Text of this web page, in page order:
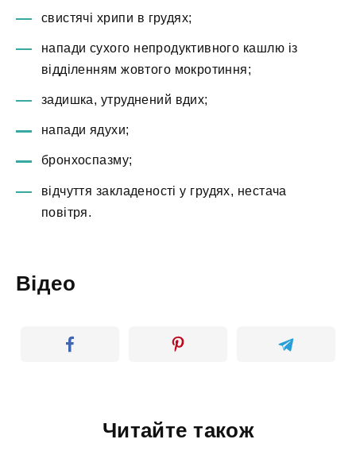
свистячі хрипи в грудях;
напади сухого непродуктивного кашлю із
відділенням жовтого мокротиння;
задишка, утруднений вдих;
напади ядухи;
бронхоспазму;
відчуття закладеності у грудях, нестача
повітря.
Відео
Читайте також